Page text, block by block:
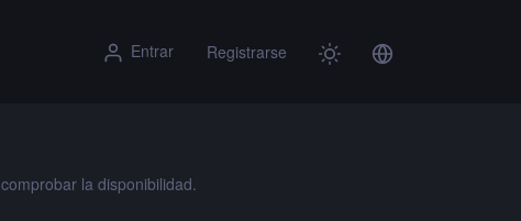
Entrar Registrarse
la disponibilidad.